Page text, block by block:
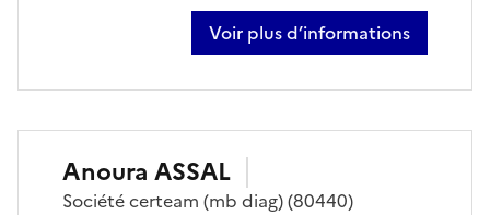
Voir plus d’informations
sur grégoire straseele
Anoura ASSAL
Sociétécerteam (mb diag)(80440)